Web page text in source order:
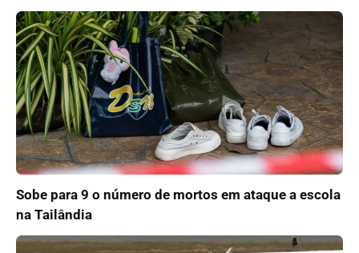
Sobe para 9 o número de mortos em ataque a escola
na Tailândia